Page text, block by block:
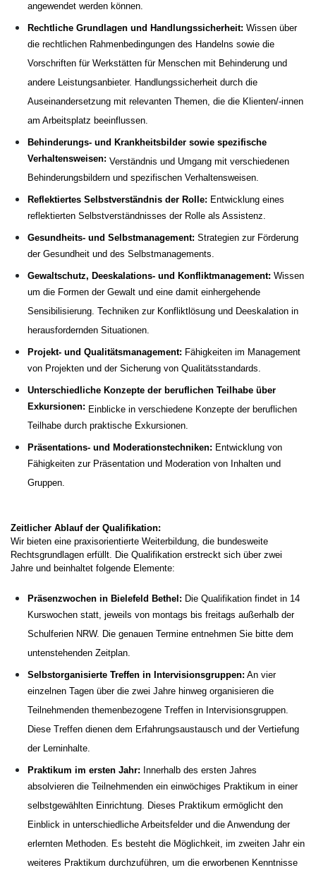
angewendet werden können.
Rechtliche Grundlagen und Handlungssicherheit: Wissen über
die rechtlichen Rahmenbedingungen des Handelns sowie die
Vorschriften für Werkstätten für Menschen mit Behinderung und
andere Leistungsanbieter. Handlungssicherheit durch die
Auseinandersetzung mit relevanten Themen, die die Klienten/-innen
am Arbeitsplatz beeinflussen.
Behinderungs- und Krankheitsbilder sowie spezifische
Verhaltensweisen: Verständnis und Umgang mit verschiedenen
Behinderungsbildern und spezifischen Verhaltensweisen.
Reflektiertes Selbstverständnis der Rolle: Entwicklung eines
reflektierten Selbstverständnisses der Rolle als Assistenz.
Gesundheits- und Selbstmanagement: Strategien zur Förderung
der Gesundheit und des Selbstmanagements.
Gewaltschutz, Deeskalations- und Konfliktmanagement: Wissen
um die Formen der Gewalt und eine damit einhergehende
Sensibilisierung. Techniken zur Konfliktlösung und Deeskalation in
herausfordernden Situationen.
Projekt- und Qualitätsmanagement: Fähigkeiten im Management
von Projekten und der Sicherung von Qualitätsstandards.
Unterschiedliche Konzepte der beruflichen Teilhabe über
Exkursionen: Einblicke in verschiedene Konzepte der beruflichen
Teilhabe durch praktische Exkursionen.
Präsentations- und Moderationstechniken: Entwicklung von
Fähigkeiten zur Präsentation und Moderation von Inhalten und
Gruppen.
Zeitlicher Ablauf der Qualifikation:
Wir bieten eine praxisorientierte Weiterbildung, die bundesweite
Rechtsgrundlagen erfüllt. Die Qualifikation erstreckt sich über zwei
Jahre und beinhaltet folgende Elemente:
Präsenzwochen in Bielefeld Bethel: Die Qualifikation findet in 14
Kurswochen statt, jeweils von montags bis freitags außerhalb der
Schulferien NRW. Die genauen Termine entnehmen Sie bitte dem
untenstehenden Zeitplan.
Selbstorganisierte Treffen in Intervisionsgruppen: An vier
einzelnen Tagen über die zwei Jahre hinweg organisieren die
Teilnehmenden themenbezogene Treffen in Intervisionsgruppen.
Diese Treffen dienen dem Erfahrungsaustausch und der Vertiefung
der Lerninhalte.
Praktikum im ersten Jahr: Innerhalb des ersten Jahres
absolvieren die Teilnehmenden ein einwöchiges Praktikum in einer
selbstgewählten Einrichtung. Dieses Praktikum ermöglicht den
Einblick in unterschiedliche Arbeitsfelder und die Anwendung der
erlernten Methoden. Es besteht die Möglichkeit, im zweiten Jahr ein
weiteres Praktikum durchzuführen, um die erworbenen Kenntnisse